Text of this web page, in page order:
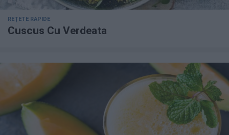
REȚETE RAPIDE
Cuscus Cu Verdeata